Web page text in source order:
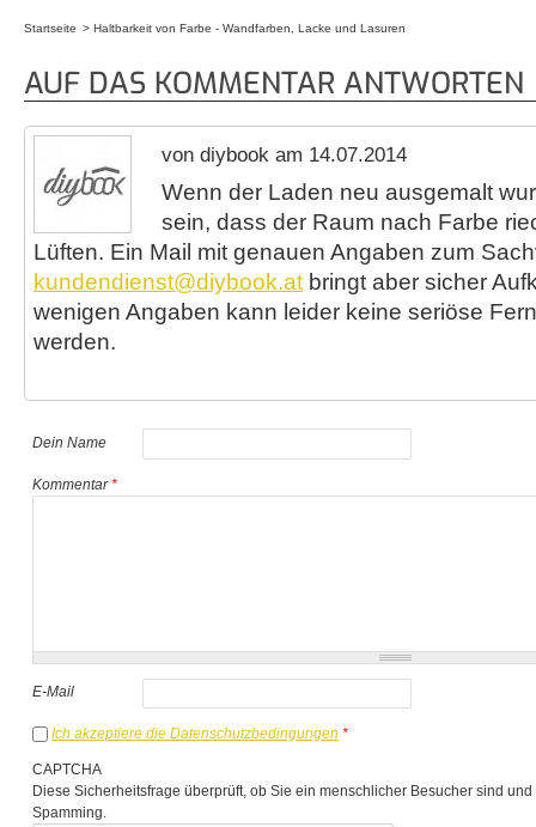
Startseite Haltbarkeit von Farbe - Wandfarben, Lacke und Lasuren
AUF DAS KOMMENTAR ANTWORTEN
von diybook am 14.07.2014
Wenn der Laden neu ausgemalt
sein, dass der Raum nach Farbe
Lüften. Ein Mail mit genauen Angaben zum
kundendienst@diybook.at bringt aber sicher
wenigen Angaben kann leider keine seriöse
werden.
Dein Name
Kommentar*
E-Mail
Ich akzeptiere die Datenschutzbedingungen *
CAPTCHA
Diese Sicherheitsfrage überprüft, ob Sie ein menschlicher Besucher sind
Spamming.